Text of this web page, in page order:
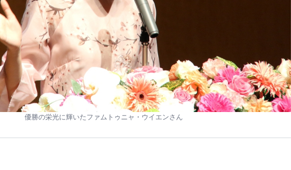
優勝の栄光に輝いたファムトゥニャ・ウイエンさん